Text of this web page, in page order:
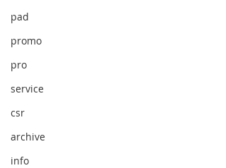
pad
promo
pro
service
csr
archive
info